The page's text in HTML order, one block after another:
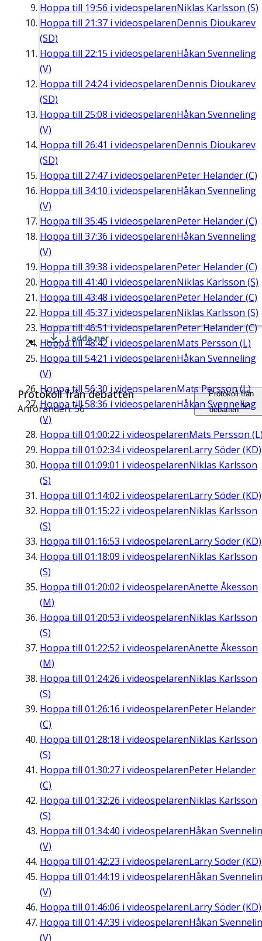
Hoppa till 19:56 i videospelarenNiklas Karlsson (S)
Hoppa till 21:37 i videospelarenDennis Dioukarev
(SD)
Hoppa till 22:15 i videospelarenHåkan Svenneling
(V)
Hoppa till 24:24i videospelarenDennis Dioukarev
(SD)
Hoppa till 25:08 i videospelarenHåkan Svenneling
(V)
Hoppa till 26:41 i videospelarenDennis Dioukarev
(SD)
Hoppa till 27:47 i videospelarenPeter Helander (C)
Hoppa till 34:10 i videospelarenHåkan Svenneling
(V)
Hoppa till 35:45 i videospelarenPeter Helander (C)
Hoppa till 37:36 i videospelarenHåkan Svenneling
(V)
Hoppa till 39:38 i videospelarenPeter Helander (C)
Hoppa till 41:40 i videospelarenNiklas Karlsson (S)
Hoppa till 43:48 i videospelarenPeter Helander (C)
Hoppa till 45:37 i videospelarenNiklas Karlsson (S)
Hoppa till46:51i videospelarenPeter Helander (C)
Hoppa till48:42 i videospelarenMats Persson (L)
Hoppa till 54:21 i videospelarenHåkan Svenneling
(V)
Hoppa till 56:30 i videospelarenMats Persson (L)
Hoppa till58:36 i videospelarenHåkan Svenneling
(V)
Hoppa till 01:00:22 i videospelarenMats Persson
Hoppa till 01:02:34i videospelarenLarry Söder (KD)
Hoppa till 01:09:01 i videospelarenNiklas Karlsson
(S)
Hoppa till 01:14:02 i videospelarenLarry Söder (KD)
Hoppa till 01:15:22 i videospelarenNiklas Karlsson
(S)
Hoppa till 01:16:53 i videospelarenLarry Söder (KD)
Hoppa till 01:18:09 i videospelarenNiklas Karlsson
(S)
Hoppa till 01:20:02 i videospelarenAnette Åkesson
(M)
Hoppa till 01:20:53 i videospelarenNiklas Karlsson
(S)
Hoppa till 01:22:52 i videospelarenAnette Åkesson
(M)
Hoppa till 01:24:26 i videospelarenNiklas Karlsson
(S)
Hoppa till 01:26:16 i videospelarenPeter Helander
(C)
Hoppa till 01:28:18 i videospelarenNiklas Karlsson
(S)
Hoppa till 01:30:27 i videospelarenPeter Helander
(C)
Hoppa till 01:32:26 i videospelarenNiklas Karlsson
(S)
Hoppa till 01:34:40 i videospelarenHåkan
(V)
Hoppa till 01:42:23 i videospelarenLarry Söder (KD)
Hoppa till 01:44:19 i videospelarenHåkan
(V)
Hoppa till 01:46:06 i videospelarenLarry Söder (KD)
Hoppa till 01:47:39 i videospelarenHåkan
(V)
Ladda ner
Protokoll från debatten
Anföranden: 56
Protokoll från
debatten